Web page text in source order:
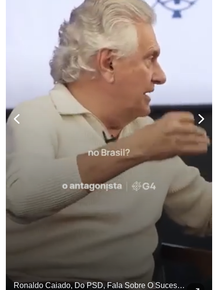
Ronaldo Caiado, Do PSD, Fala Sobre O Sucesso Do Plano De Segurança Pública